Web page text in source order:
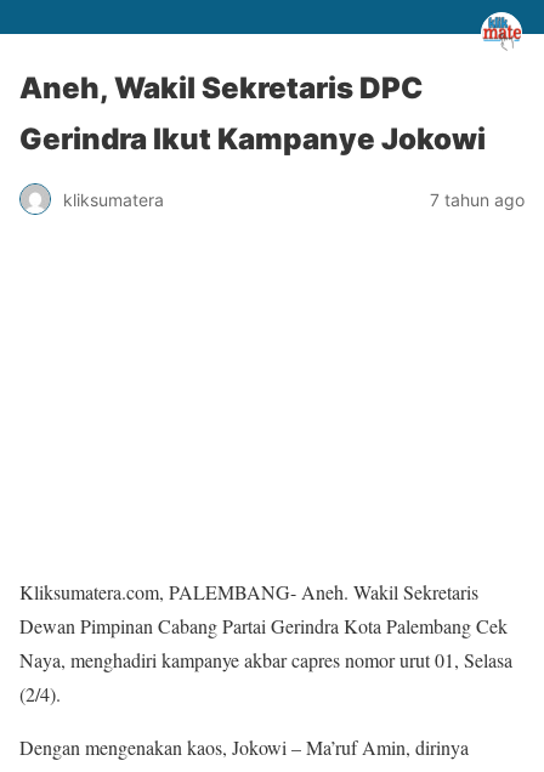
Aneh, Wakil Sekretaris DPC
Gerindra Ikut Kampanye Jokowi
kliksumatera 7 tahun ago
Kliksumatera.com, PALEMBANG- Aneh. Wakil Sekretaris
Dewan Pimpinan Cabang Partai Gerindra Kota Palembang Cek
Naya, menghadiri kampanye akbar capres nomor urut 01, Selasa
(2/4).
Dengan mengenakan kaos, Jokowi – Ma’ruf Amin, dirinya